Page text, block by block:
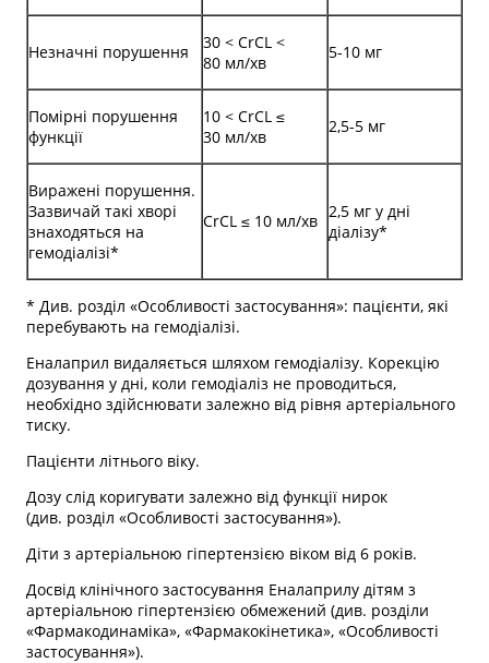
Незначні порушення
30 < CrCL <
80 мл/хв
5-10 мг
Помірні порушення
функції
10 < CrCL ≤
30 мл/хв
2,5-5 мг
Виражені порушення.
Зазвичай такі хворі
знаходяться на
гемодіалізі*
CrCL ≤ 10 мл/хв 2,5 мг у дні
діалізу*
* Див. розділ «Особливості застосування»: пацієнти, які
перебувають на гемодіалізі.
Еналаприл видаляється шляхом гемодіалізу. Корекцію
дозування у дні, коли гемодіаліз не проводиться,
необхідно здійснювати залежно від рівня артеріального
тиску.
Пацієнти літнього віку.
Дозу слід коригувати залежно від функції нирок
(див. розділ «Особливості застосування»).
Діти з артеріальною гіпертензією віком від 6 років.
Досвід клінічного застосування Еналаприлу дітям з
артеріальною гіпертензією обмежений (див. розділи
«Фармакодинаміка», «Фармакокінетика», «Особливості
застосування»).